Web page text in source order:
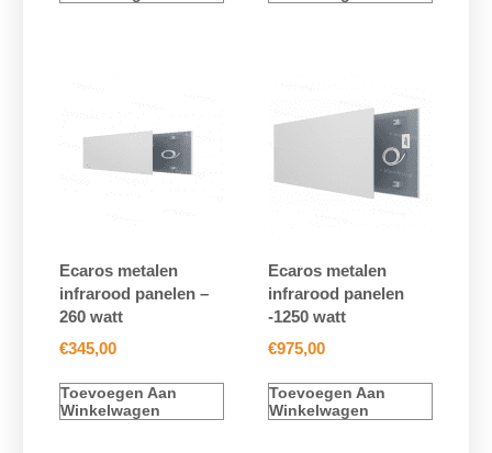
Ecaros metalen
infrarood panelen –
260 watt
€345,00
Toevoegen Aan
Winkelwagen
Ecaros metalen
infrarood panelen
-1250 watt
€975,00
Toevoegen Aan
Winkelwagen